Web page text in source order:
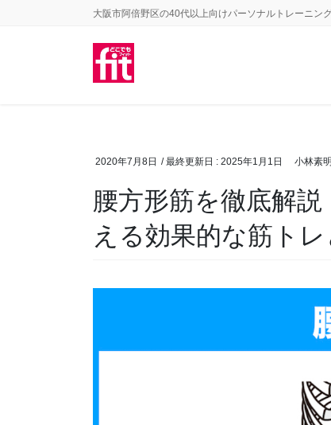
大阪市阿倍野区の40代以上向けパーソナルトレーニン
2020年7月8日 / 最終更新日 : 2025年1月1日 小林素明
腰方形筋を徹底解
える効果的な筋ト